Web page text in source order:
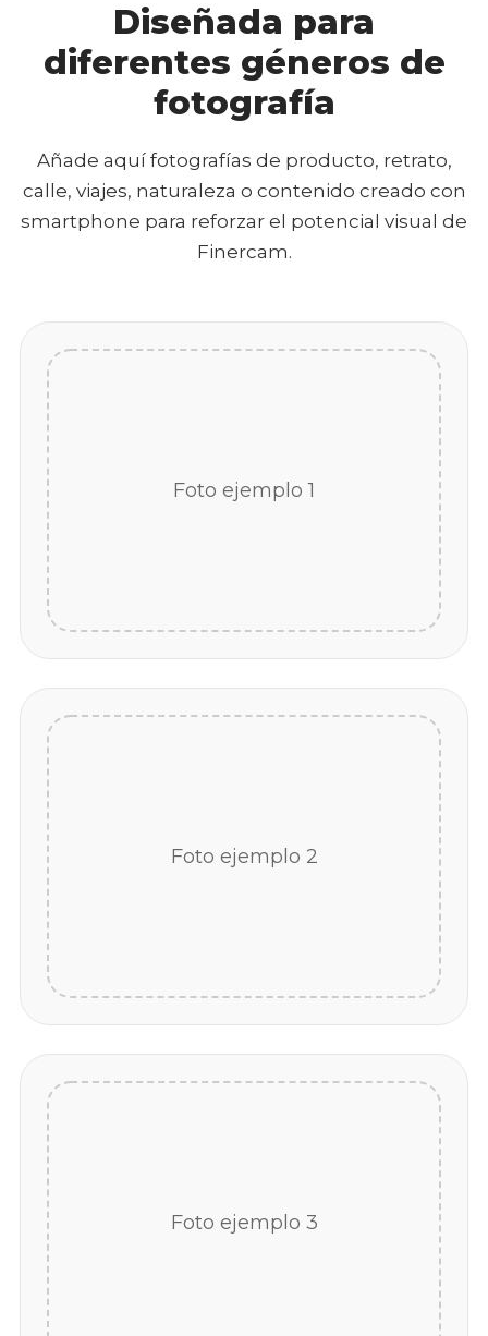
Diseñada para
diferentes géneros de
fotografía
Añade aquí fotografías de producto, retrato,
calle, viajes, naturaleza o contenido creado con
smartphone para reforzar el potencial visual de
Finercam.
Foto ejemplo 1
Foto ejemplo 2
Foto ejemplo 3